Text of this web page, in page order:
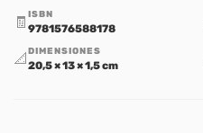
🧾 ISBN
9781576588178
📐 DIMENSIONES
20,5 × 13 × 1,5 cm